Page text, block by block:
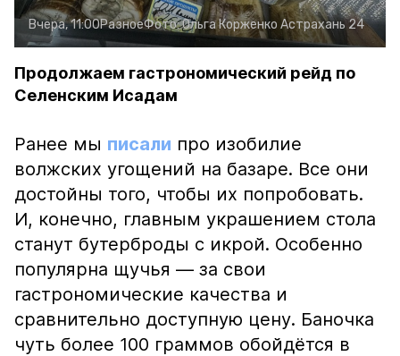
Вчера, 11:00РазноеФото:Ольга Корженко Астрахань 24
Продолжаем гастрономический рейд по
Селенским Исадам
Ранее мы писали про изобилие
волжских угощений на базаре. Все они
достойны того, чтобы их попробовать.
И, конечно, главным украшением стола
станут бутерброды с икрой. Особенно
популярна щучья — за свои
гастрономические качества и
сравнительно доступную цену. Баночка
чуть более 100 граммов обойдётся в